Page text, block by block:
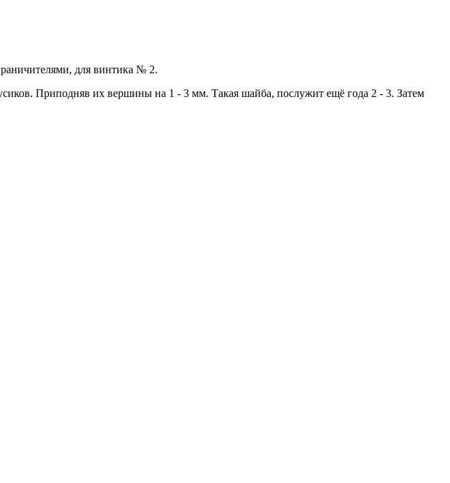
для винтика № 2.
Приподняв их вершины на 1 - 3 мм. Такая шайба, послужит ещё года 2 - 3. Затем